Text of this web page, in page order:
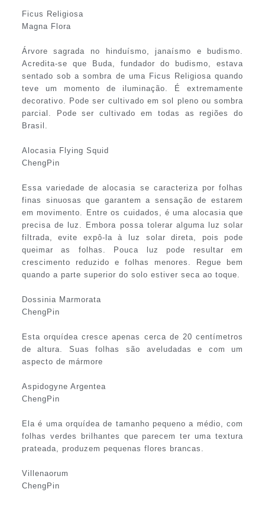
Ficus Religiosa
Magna Flora
Árvore sagrada no hinduísmo, janaísmo e budismo.
Acredita-se que Buda, fundador do budismo, estava
sentado sob a sombra de uma Ficus Religiosa quando
teve um momento de iluminação. É extremamente
decorativo. Pode ser cultivado em sol pleno ou sombra
parcial. Pode ser cultivado em todas as regiões do
Brasil.
Alocasia Flying Squid
ChengPin
Essa variedade de alocasia se caracteriza por folhas
finas sinuosas que garantem a sensação de estarem
em movimento. Entre os cuidados, é uma alocasia que
precisa de luz. Embora possa tolerar alguma luz solar
filtrada, evite expô-la à luz solar direta, pois pode
queimar as folhas. Pouca luz pode resultar em
crescimento reduzido e folhas menores. Regue bem
quando a parte superior do solo estiver seca ao toque.
Dossinia Marmorata
ChengPin
Esta orquídea cresce apenas cerca de 20 centímetros
de altura. Suas folhas são aveludadas e com um
aspecto de mármore
Aspidogyne Argentea
ChengPin
Ela é uma orquídea de tamanho pequeno a médio, com
folhas verdes brilhantes que parecem ter uma textura
prateada, produzem pequenas flores brancas.
Villenaorum
ChengPin